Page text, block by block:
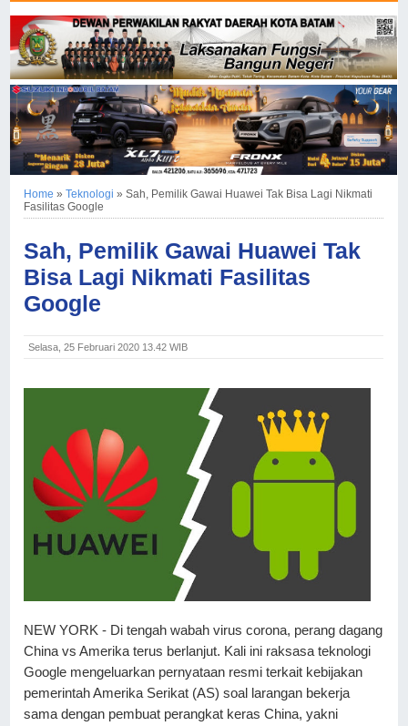
Home »Teknologi »Sah, Pemilik Gawai Huawei Tak Bisa Lagi Nikmati
Fasilitas Google
Sah, Pemilik Gawai Huawei Tak
Bisa Lagi Nikmati Fasilitas
Google
Selasa, 25 Februari 2020 13.42 WIB
NEW YORK - Di tengah wabah virus corona, perang dagang
China vs Amerika terus berlanjut. Kali ini raksasa teknologi
Google mengeluarkan pernyataan resmi terkait kebijakan
pemerintah Amerika Serikat (AS) soal larangan bekerja
sama dengan pembuat perangkat keras China, yakni